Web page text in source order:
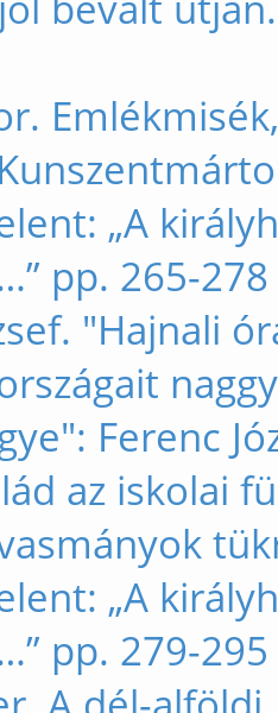
Emlékmisék,
„A
pp. 265-278
"Hajnali
Ferenc
az iskolai
„A
pp. 279-295